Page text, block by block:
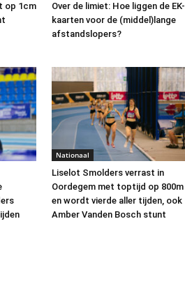
op 1cm
Over de limiet: Hoe liggen de EK-
kaarten voor de (middel)lange
afstandslopers?
Nationaal
Liselot Smolders verrast in
Oordegem met toptijd op 800m
en wordt vierde aller tijden, ook
Amber Vanden Bosch stunt